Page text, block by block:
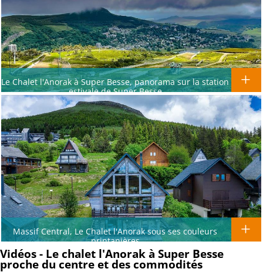
Le Chalet l'Anorak à Super Besse, panorama sur la station
estivale de Super Besse
Massif Central, Le Chalet l'Anorak sous ses couleurs
printanières
Vidéos - Le chalet l'Anorak à Super Besse
proche du centre et des commodités